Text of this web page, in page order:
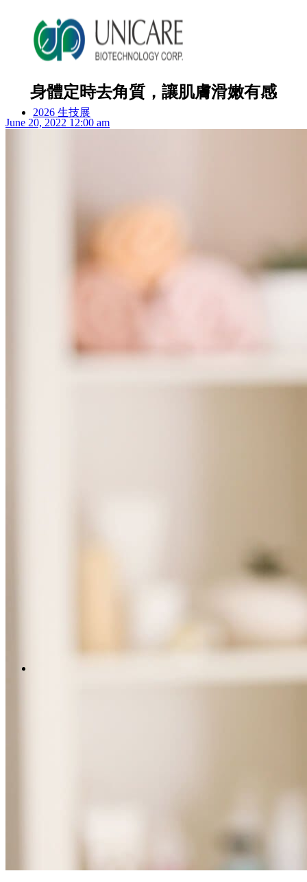
2026 生技展
ODM產品影片
ESG禮盒
身體定時去角質，讓肌膚滑嫩有感
June 20, 2022 12:00 am